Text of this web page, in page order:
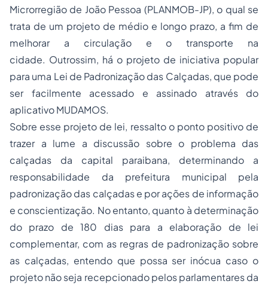
Microrregião de João Pessoa (PLANMOB-JP), o qual se
trata de um projeto de médio e longo prazo, a fim de
melhorar a circulação e o transporte na
cidade. Outrossim, há o projeto de iniciativa popular
para uma Lei de Padronização das Calçadas, que pode
ser facilmente acessado e assinado através do
aplicativo MUDAMOS.
Sobre esse projeto de lei, ressalto o ponto positivo de
trazer a lume a discussão sobre o problema das
calçadas da capital paraibana, determinando a
responsabilidade da prefeitura municipal pela
padronização das calçadas e por ações de informação
e conscientização. No entanto, quanto à determinação
do prazo de 180 dias para a elaboração de lei
complementar, com as regras de padronização sobre
as calçadas, entendo que possa ser inócua caso o
projeto não seja recepcionado pelos parlamentares da